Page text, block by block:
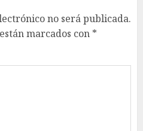
no será publicada.
marcados con *